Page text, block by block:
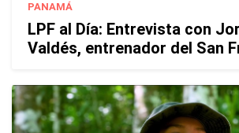
PANAMÁ
LPF al Día: Entrevista con
Valdés, entrenador del San